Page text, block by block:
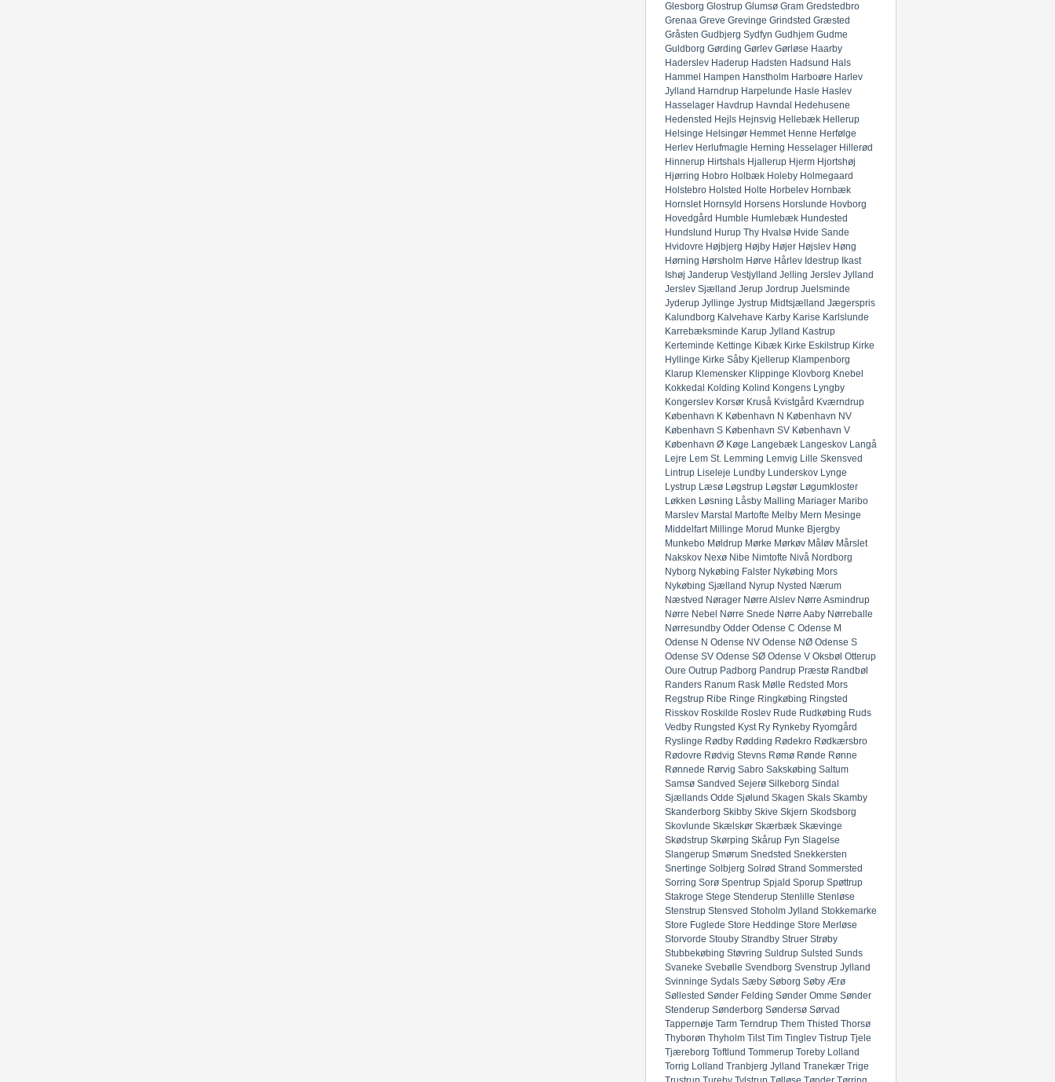
Glesborg Glostrup Glumsø Gram Gredstedbro
Grenaa Greve Grevinge Grindsted Græsted
Gråsten Gudbjerg Sydfyn Gudhjem Gudme
Guldborg Gørding Gørlev Gørløse Haarby
Haderslev Haderup Hadsten Hadsund Hals
Hammel
Hampen Hanstholm Harboøre Harlev
Jylland Harndrup Harpelunde Hasle Haslev
Hasselager Havdrup Havndal Hedehusene
Hedensted Hejls Hejnsvig Hellebæk Hellerup
Helsinge Helsingør Hemmet Henne Herfølge
Herlev Herlufmagle Herning Hesselager Hillerød
Hinnerup Hirtshals Hjallerup Hjerm Hjortshøj
Hjørring Hobro Holbæk Holeby Holmegaard
Holstebro Holsted Holte Horbelev Hornbæk
Hornslet Hornsyld Horsens Horslunde Hovborg
Hovedgård Humble Humlebæk Hundested
Hundslund Hurup Thy Hvalsø Hvide Sande
Hvidovre Højbjerg Højby Højer Højslev Høng
Hørning Hørsholm Hørve Hårlev Idestrup Ikast
Ishøj Janderup Vestjylland Jelling Jerslev Jylland
Jerslev Sjælland Jerup Jordrup Juelsminde
Jyderup Jyllinge Jystrup Midtsjælland Jægerspris
Kalundborg Kalvehave Karby Karise Karlslunde
Karrebæksminde Karup Jylland Kastrup
Kerteminde Kettinge Kibæk Kirke Eskilstrup Kirke
Hyllinge Kirke Såby Kjellerup Klampenborg
Klarup Klemensker Klippinge Klovborg Knebel
Kokkedal Kolding Kolind Kongens Lyngby
Kongerslev Korsør Kruså Kvistgård Kværndrup
København K København N København NV
København S København SV København V
København Ø Køge Langebæk Langeskov Langå
Lejre Lem St. Lemming Lemvig Lille Skensved
Lintrup Liseleje Lundby Lunderskov Lynge
Lystrup Læsø Løgstrup Løgstør Løgumkloster
Løkken Løsning Låsby Malling Mariager Maribo
Marslev Marstal Martofte Melby Mern Mesinge
Middelfart Millinge Morud Munke Bjergby
Munkebo Møldrup Mørke Mørkøv Måløv Mårslet
Nakskov Nexø Nibe Nimtofte Nivå Nordborg
Nyborg Nykøbing Falster Nykøbing Mors
Nykøbing Sjælland Nyrup Nysted Nærum
Næstved Nørager Nørre Alslev Nørre Asmindrup
Nørre Nebel
Nørre Snede Nørre Aaby Nørreballe
Nørresundby Odder Odense C Odense M
Odense N Odense NV Odense NØ Odense S
Odense SV Odense SØ Odense V Oksbøl Otterup
Oure Outrup Padborg Pandrup Præstø Randbøl
Randers Ranum Rask Mølle Redsted Mors
Regstrup Ribe Ringe Ringkøbing Ringsted
Risskov Roskilde Roslev Rude Rudkøbing Ruds
Vedby Rungsted Kyst Ry Rynkeby Ryomgård
Ryslinge Rødby Rødding Rødekro Rødkærsbro
Rødovre Rødvig Stevns Rømø Rønde Rønne
Rønnede Rørvig Sabro Sakskøbing Saltum
Samsø Sandved Sejerø Silkeborg Sindal
Sjællands Odde Sjølund Skagen Skals Skamby
Skanderborg Skibby Skive Skjern Skodsborg
Skovlunde Skælskør Skærbæk Skævinge
Skødstrup Skørping Skårup Fyn Slagelse
Slangerup Smørum Snedsted Snekkersten
Snertinge Solbjerg Solrød Strand Sommersted
Sorring Sorø Spentrup Spjald Sporup Spøttrup
Stakroge Stege Stenderup Stenlille Stenløse
Stenstrup Stensved Stoholm Jylland Stokkemarke
Store Fuglede Store Heddinge Store Merløse
Storvorde Stouby Strandby Struer Strøby
Stubbekøbing Støvring Suldrup Sulsted Sunds
Svaneke Svebølle Svendborg Svenstrup Jylland
Svinninge Sydals Sæby Søborg Søby Ærø
Søllested Sønder Felding Sønder Omme Sønder
Stenderup Sønderborg Søndersø Sørvad
Tappernøje Tarm Terndrup Them Thisted Thorsø
Thyborøn Thyholm Tilst Tim Tinglev Tistrup Tjele
Tjæreborg Toftlund Tommerup Toreby Lolland
Torrig Lolland Tranbjerg Jylland Tranekær Trige